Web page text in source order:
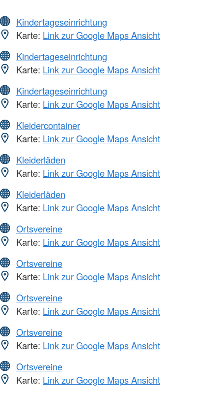
Kindertageseinrichtung
Karte: Link zur Google Maps Ansicht
Kindertageseinrichtung
Karte: Link zur Google Maps Ansicht
Kindertageseinrichtung
Karte: Link zur Google Maps Ansicht
Kleidercontainer
Karte: Link zur Google Maps Ansicht
Kleiderläden
Karte: Link zur Google Maps Ansicht
Kleiderläden
Karte: Link zur Google Maps Ansicht
Ortsvereine
Karte: Link zur Google Maps Ansicht
Ortsvereine
Karte: Link zur Google Maps Ansicht
Ortsvereine
Karte: Link zur Google Maps Ansicht
Ortsvereine
Karte: Link zur Google Maps Ansicht
Ortsvereine
Karte: Link zur Google Maps Ansicht